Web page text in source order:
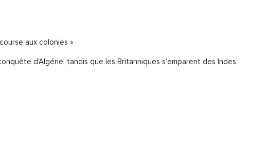
aux colonies »
d’Algérie, tandis que les Britanniques s’emparent des Indes